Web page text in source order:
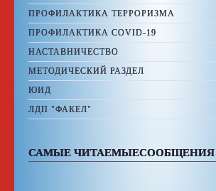
ПРОФИЛАКТИКА ТЕРРОРИЗМА
ПРОФИЛАКТИКА COVID-19
НАСТАВНИЧЕСТВО
МЕТОДИЧЕСКИЙ РАЗДЕЛ
ЮИД
ЛДП "ФАКЕЛ"
САМЫЕ ЧИТАЕМЫЕСООБЩЕНИЯ